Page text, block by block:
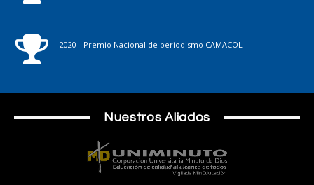
2020 - Premio Nacional de periodismo CAMACOL
Nuestros Aliados